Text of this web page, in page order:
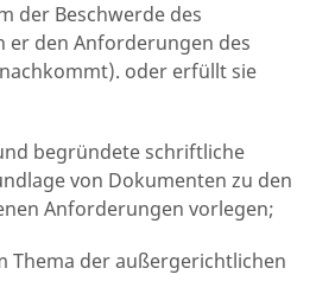
der Beschwerde des
er den Anforderungen des
oder erfüllt sie
begründete schriftliche
von Dokumenten zu den
Anforderungen vorlegen;
Thema der außergerichtlichen